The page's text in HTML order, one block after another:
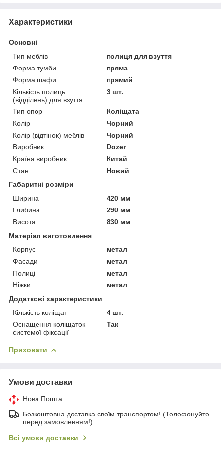
Характеристики
Основні
Тип меблів
полиця для взуття
Форма тумби
пряма
Форма шафи
прямий
Кількість полиць
(відділень) для взуття
3 шт.
Тип опор
Коліщата
Колір
Чорний
Колір (відтінок) меблів
Чорний
Виробник
Dozer
Країна виробник
Китай
Стан
Новий
Габаритні розміри
Ширина
420 мм
Глибина
290 мм
Висота
830 мм
Матеріал виготовлення
Корпус
метал
Фасади
метал
Полиці
метал
Ніжки
метал
Додаткові характеристики
Кількість коліщат
4 шт.
Оснащення коліщаток
системої фіксації
Так
Приховати
Умови доставки
Нова Пошта
Безкоштовна доставка своїм транспортом! (Телефонуйте
перед замовленням!)
Всі умови доставки